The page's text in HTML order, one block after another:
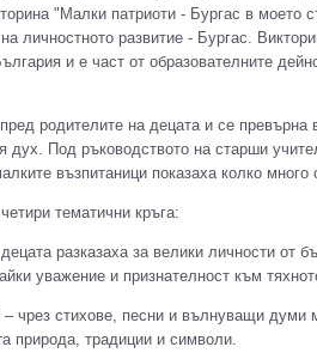
"Малки патриоти - Бургас в моето
личностното развитие - Бургас.
и е част от образователните
родителите на децата и се превърна
дух. Под ръководството на старши
възпитаници показаха колко
тематични кръга:
децата разказаха за велики личности от
уважение и признателност към
чрез стихове, песни и вълнуващи думи
природа, традиции и символи.